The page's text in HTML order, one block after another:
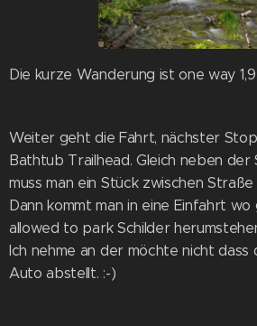
Die kurze Wanderung ist one way 1,9
Weiter geht die Fahrt, nächster
Bathtub Trailhead. Gleich neben der
muss man ein Stück zwischen Straße
Dann kommt man in eine Einfahrt
allowed to park Schilder
Ich nehme an der möchte nicht dass
Auto abstellt. :-)